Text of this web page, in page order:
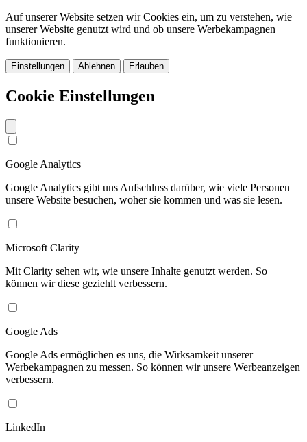
Auf unserer Website setzen wir Cookies ein, um zu verstehen, wie
unserer Website genutzt wird und ob unsere Werbekampagnen
funktionieren.
Einstellungen Ablehnen Erlauben
Cookie Einstellungen
Google Analytics
Google Analytics gibt uns Aufschluss darüber, wie viele Personen
unsere Website besuchen, woher sie kommen und was sie lesen.
Microsoft Clarity
Mit Clarity sehen wir, wie unsere Inhalte genutzt werden. So
können wir diese geziehlt verbessern.
Google Ads
Google Ads ermöglichen es uns, die Wirksamkeit unserer
Werbekampagnen zu messen. So können wir unsere Werbeanzeigen
verbessern.
LinkedIn